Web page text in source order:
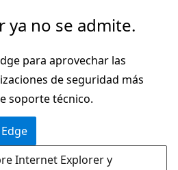
ya no se admite.
para aprovechar las
de seguridad más
soporte técnico.
Internet Explorer y